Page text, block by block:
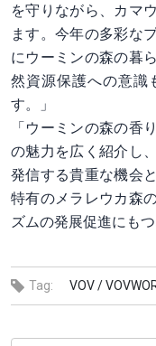
を守りながら、カマ
ます。今年の多彩な
にウーミンの森の暮
然資源保護への意識
す。」
「ウーミンの森の香
の魅力を広く紹介し
発信する貴重な機会
特有のメラレウカ森
ズムの発展促進にも
Tag: VOV /